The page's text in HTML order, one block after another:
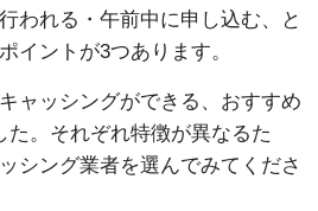
われる・午前中に申し込む、と
イントが3つあります。
ャッシングができる、おすすめ
た。それぞれ特徴が異なるた
シング業者を選んでみてくださ